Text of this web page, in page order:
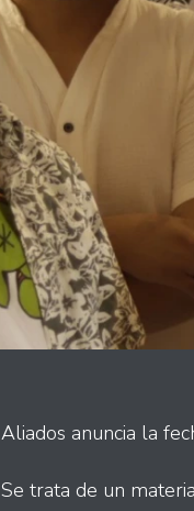
Aliados anuncia la
Se trata de un